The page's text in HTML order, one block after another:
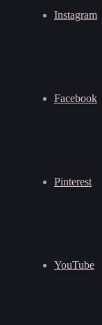
Instagram
Facebook
Pinterest
YouTube